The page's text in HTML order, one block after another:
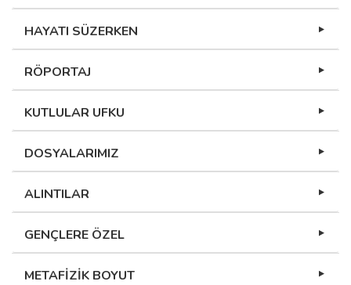
HAYATI SÜZERKEN
RÖPORTAJ
KUTLULAR UFKU
DOSYALARIMIZ
ALINTILAR
GENÇLERE ÖZEL
METAFİZİK BOYUT